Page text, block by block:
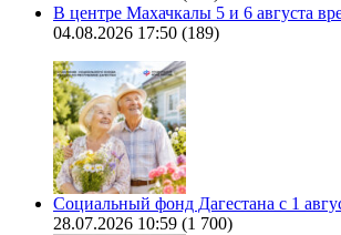
В центре Махачкалы 5 и 6 августа
04.08.2026 17:50 (189)
Социальный фонд Дагестана с 1
28.07.2026 10:59 (1 700)